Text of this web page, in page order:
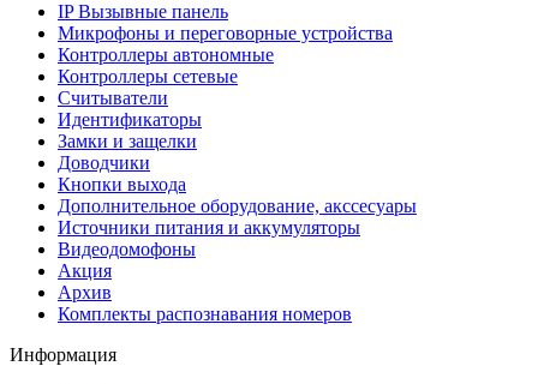
IP Вызывные панель
Микрофоны и переговорные устройства
Контроллеры автономные
Контроллеры сетевые
Считыватели
Идентификаторы
Замки и защелки
Доводчики
Кнопки выхода
Дополнительное оборудование, акссесуары
Источники питания и аккумуляторы
Видеодомофоны
Акция
Архив
Комплекты распознавания номеров
Информация